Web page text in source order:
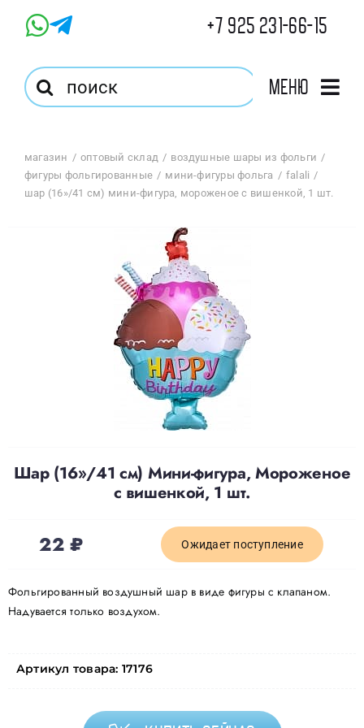
+7 925 231-66-15
Результат
поиска:
Меню
Магазин
Политика конфиденциальности
магазин оптовый склад
воздушные шары из фольги
фигуры фольгированные
мини-фигуры фольга
falali
шар (16»/41 см) мини-фигура, мороженое с вишенкой, 1 шт.
Шар (16»/41 см) Мини-фигура, Мороженое
с вишенкой, 1 шт.
22₽ Ожидает поступление
Фольгированный воздушный шар в виде фигуры с клапаном.
Надувается только воздухом.
Артикул товара: 17176